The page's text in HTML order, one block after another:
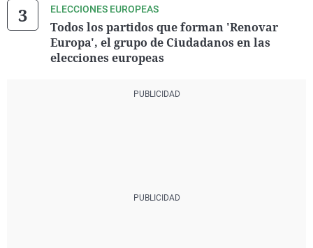
ELECCIONES EUROPEAS
Todos los partidos que forman 'Renovar
Europa', el grupo de Ciudadanos en las
elecciones europeas